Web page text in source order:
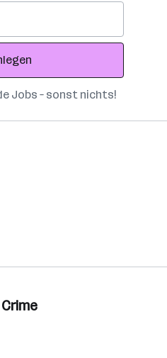
Jobs – sonst nichts!